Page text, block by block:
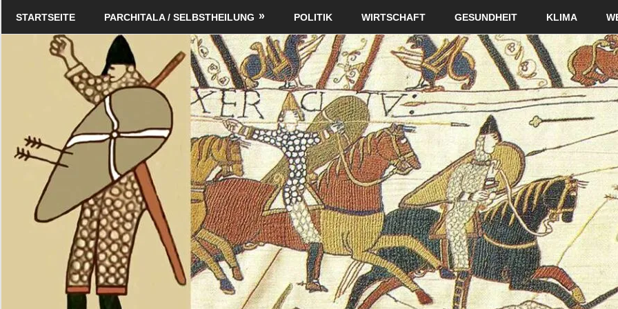
Schildverlag
STARTSEITE PARCHITALA / SELBSTHEILUNG POLITIK WIRTSCHAFT GESUNDHEIT KLIMA